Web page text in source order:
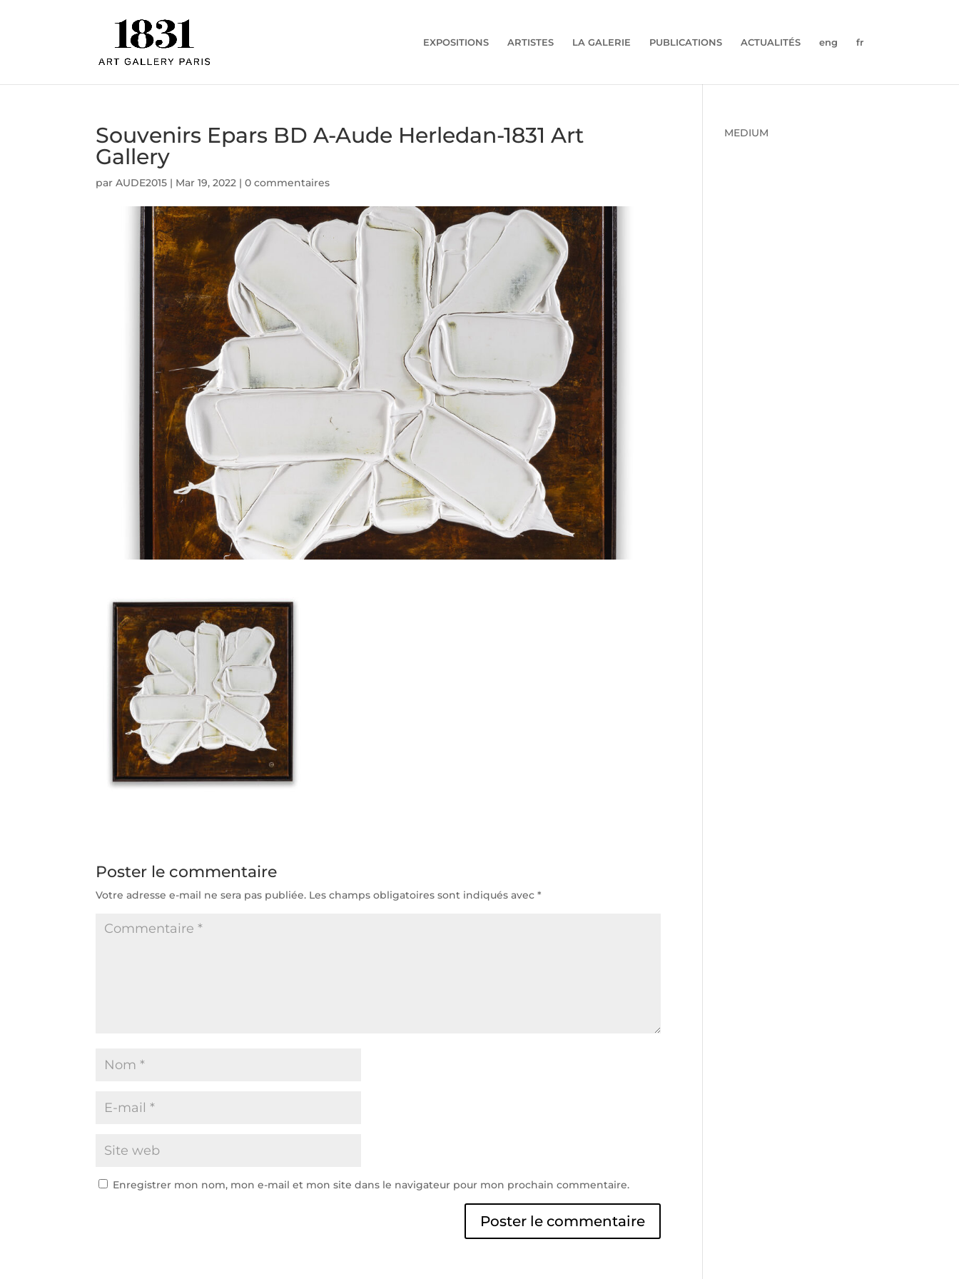
EXPOSITIONS ARTISTES LA GALERIE PUBLICATIONS ACTUALITÉS eng fr
Souvenirs Epars BD A-Aude Herledan-1831 Art
Gallery
parAUDE2015 | Mar 19, 2022 |0 commentaires
Poster le commentaire
Votre adresse e-mail ne sera pas publiée. Les champs obligatoires sont indiqués avec*
Enregistrer mon nom, mon e-mail et mon site dans le navigateur pour mon prochain commentaire.
MEDIUM